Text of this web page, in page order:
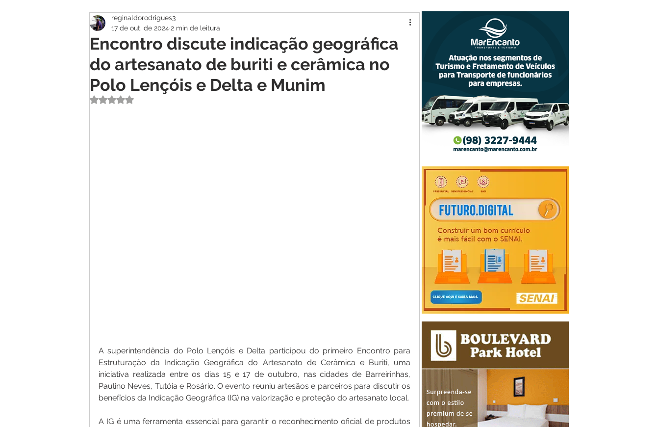
Atualidade Geral
Encontro discute indicação geográfica
do artesanato de buriti e cerâmica no
Polo Lençóis e Delta e Munim
reginaldorodrigues3
17 de out. de 2024 2 min de leitura
Avaliado com NaN de 5 estrelas.
A superintendência do Polo Lençóis e Delta participou do primeiro Encontro para
Estruturação da Indicação Geográfica do Artesanato de Cerâmica e Buriti, uma
iniciativa realizada entre os dias 15 e 17 de outubro, nas cidades de Barreirinhas,
Paulino Neves, Tutóia e Rosário. O evento reuniu artesãos e parceiros para discutir os
benefícios da Indicação Geográfica (IG) na valorização e proteção do artesanato local.
A IG é uma ferramenta essencial para garantir o reconhecimento oficial de produtos